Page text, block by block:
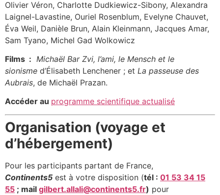
Olivier Véron, Charlotte Dudkiewicz-Sibony, Alexandra
Laignel-Lavastine, Ouriel Rosenblum, Evelyne Chauvet,
Éva Weil, Danièle Brun, Alain Kleinmann, Jacques Amar,
Sam Tyano, Michel Gad Wolkowicz
Films : Michaël Bar Zvi, l’ami, le Mensch et le
sionisme d’Élisabeth Lenchener ; et La passeuse des
Aubrais, de Michaël Prazan.
Accéder au programme scientifique actualisé
Organisation (voyage et
d’hébergement)
Pour les participants partant de France,
Continents5 est à votre disposition (tél : 01 53 34 15
55 ; mail gilbert.allali@continents5.fr) pour